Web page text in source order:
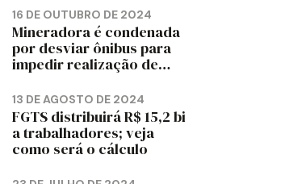
TRABALHADORES?
16 DE OUTUBRO DE 2024
Mineradora é condenada
por desviar ônibus para
impedir realização de
13 DE AGOSTO DE 2024
FGTS distribuirá R$ 15,2 bi
a trabalhadores; veja
como será o cálculo